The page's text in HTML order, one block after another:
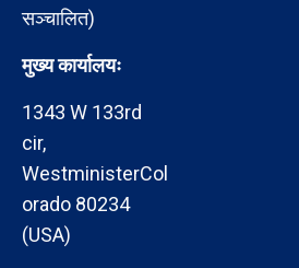
सञ्चालित)
मुख्य कार्यालयः
1343 W 133rd
cir,
WestministerCol
orado 80234
(USA)